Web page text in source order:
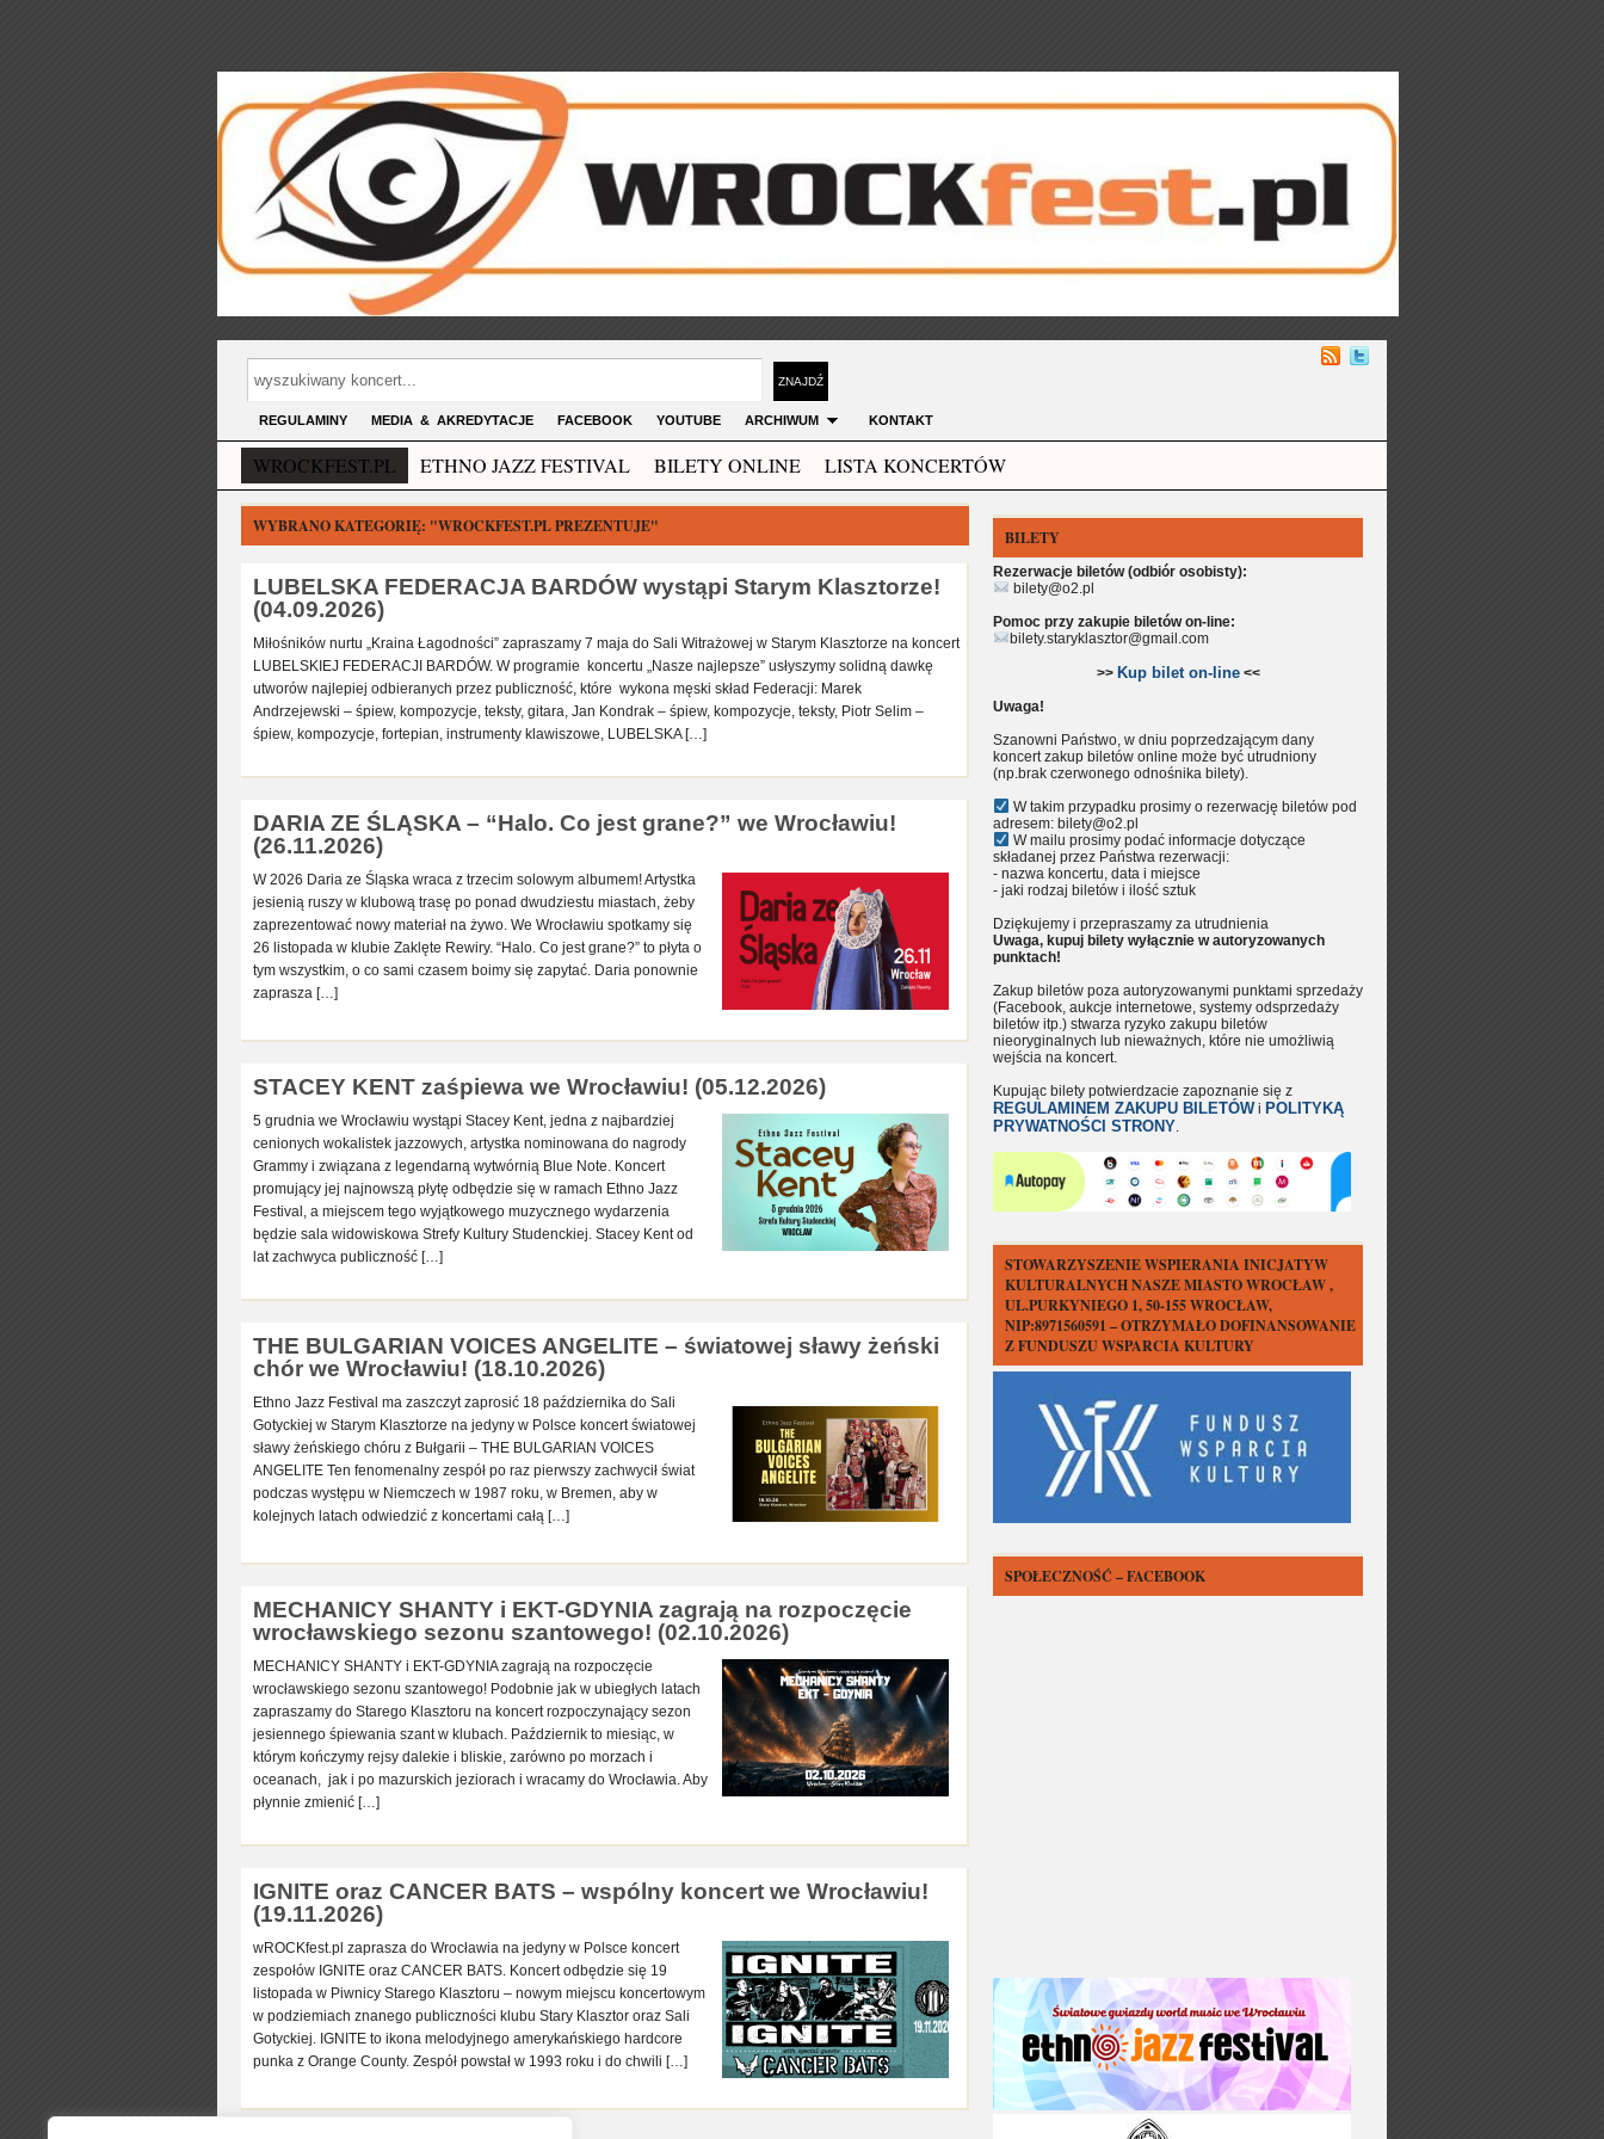
REGULAMINY MEDIA & AKREDYTACJE FACEBOOK YOUTUBE ARCHIWUM KONTAKT
WROCKFEST.PL ETHNO JAZZ FESTIVAL BILETY ONLINE LISTA KONCERTÓW
BILETY
Rezerwacje biletów (odbiór osobisty):
bilety@o2.pl
Pomoc przy zakupie biletów on-line:
bilety.staryklasztor@gmail.com
>> Kup bilet on-line<<
Uwaga!
Szanowni Państwo, w dniu poprzedzającym dany
koncert zakup biletów online może być utrudniony
(np.brak czerwonego odnośnika bilety).
W takim przypadku prosimy o rezerwację biletów pod
adresem: bilety@o2.pl
W mailu prosimy podać informacje dotyczące
składanej przez Państwa rezerwacji:
- nazwa koncertu, data i miejsce
- jaki rodzaj biletów i ilość sztuk
Dziękujemy i przepraszamy za utrudnienia
Uwaga, kupuj bilety wyłącznie w autoryzowanych
punktach!
Zakup biletów poza autoryzowanymi punktami sprzedaży
(Facebook, aukcje internetowe, systemy odsprzedaży
biletów itp.) stwarza ryzyko zakupu biletów
nieoryginalnych lub nieważnych, które nie umożliwią
wejścia na koncert.
Kupując bilety potwierdzacie zapoznanie się z
REGULAMINEM ZAKUPU BILETÓW i POLITYKĄ
PRYWATNOŚCI STRONY.
STOWARZYSZENIE WSPIERANIA INICJATYW
KULTURALNYCH NASZE MIASTO WROCŁAW ,
UL.PURKYNIEGO 1, 50-155 WROCŁAW,
NIP:8971560591 – OTRZYMAŁO DOFINANSOWANIE
Z FUNDUSZU WSPARCIA KULTURY
SPOŁECZNOŚĆ – FACEBOOK
WYBRANO KATEGORIĘ: "WROCKFEST.PL PREZENTUJE"
LUBELSKA FEDERACJA BARDÓW wystąpi Starym Klasztorze!
(04.09.2026)
Miłośników nurtu „Kraina Łagodności” zapraszamy 7 maja do Sali Witrażowej w Starym Klasztorze na koncert
LUBELSKIEJ FEDERACJI BARDÓW. W programie koncertu „Nasze najlepsze” usłyszymy solidną dawkę
utworów najlepiej odbieranych przez publiczność, które wykona męski skład Federacji: Marek
Andrzejewski – śpiew, kompozycje, teksty, gitara, Jan Kondrak – śpiew, kompozycje, teksty, Piotr Selim –
śpiew, kompozycje, fortepian, instrumenty klawiszowe, LUBELSKA […]
DARIA ZE ŚLĄSKA – “Halo. Co jest grane?” we Wrocławiu!
(26.11.2026)
W 2026 Daria ze Śląska wraca z trzecim solowym albumem! Artystka
jesienią ruszy w klubową trasę po ponad dwudziestu miastach, żeby
zaprezentować nowy materiał na żywo. We Wrocławiu spotkamy się
26 listopada w klubie Zaklęte Rewiry. “Halo. Co jest grane?” to płyta o
tym wszystkim, o co sami czasem boimy się zapytać. Daria ponownie
zaprasza […]
STACEY KENT zaśpiewa we Wrocławiu! (05.12.2026)
5 grudnia we Wrocławiu wystąpi Stacey Kent, jedna z najbardziej
cenionych wokalistek jazzowych, artystka nominowana do nagrody
Grammy i związana z legendarną wytwórnią Blue Note. Koncert
promujący jej najnowszą płytę odbędzie się w ramach Ethno Jazz
Festival, a miejscem tego wyjątkowego muzycznego wydarzenia
będzie sala widowiskowa Strefy Kultury Studenckiej. Stacey Kent od
lat zachwyca publiczność […]
THE BULGARIAN VOICES ANGELITE – światowej sławy żeński
chór we Wrocławiu! (18.10.2026)
Ethno Jazz Festival ma zaszczyt zaprosić 18 października do Sali
Gotyckiej w Starym Klasztorze na jedyny w Polsce koncert światowej
sławy żeńskiego chóru z Bułgarii – THE BULGARIAN VOICES
ANGELITE Ten fenomenalny zespół po raz pierwszy zachwycił świat
podczas występu w Niemczech w 1987 roku, w Bremen, aby w
kolejnych latach odwiedzić z koncertami całą […]
MECHANICY SHANTY i EKT-GDYNIA zagrają na rozpoczęcie
wrocławskiego sezonu szantowego! (02.10.2026)
MECHANICY SHANTY i EKT-GDYNIA zagrają na rozpoczęcie
wrocławskiego sezonu szantowego! Podobnie jak w ubiegłych latach
zapraszamy do Starego Klasztoru na koncert rozpoczynający sezon
jesiennego śpiewania szant w klubach. Październik to miesiąc, w
którym kończymy rejsy dalekie i bliskie, zarówno po morzach i
oceanach, jak i po mazurskich jeziorach i wracamy do Wrocławia. Aby
płynnie zmienić […]
IGNITE oraz CANCER BATS – wspólny koncert we Wrocławiu!
(19.11.2026)
wROCKfest.pl zaprasza do Wrocławia na jedyny w Polsce koncert
zespołów IGNITE oraz CANCER BATS. Koncert odbędzie się 19
listopada w Piwnicy Starego Klasztoru – nowym miejscu koncertowym
w podziemiach znanego publiczności klubu Stary Klasztor oraz Sali
Gotyckiej. IGNITE to ikona melodyjnego amerykańskiego hardcore
punka z Orange County. Zespół powstał w 1993 roku i do chwili […]